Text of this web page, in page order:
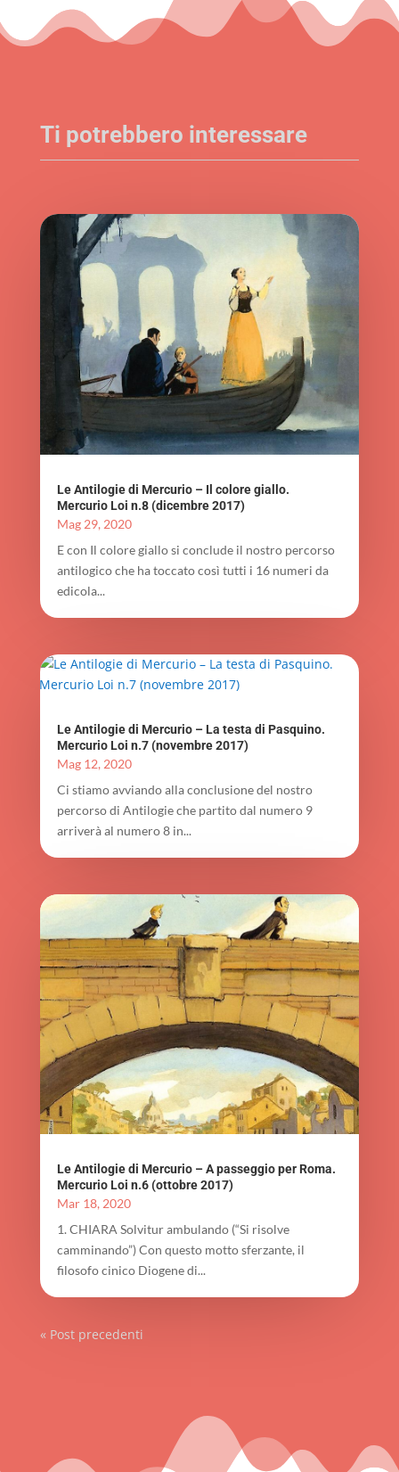
Ti potrebbero interessare
Le Antilogie di Mercurio – Il colore giallo.
Mercurio Loi n.8 (dicembre 2017)
Mag 29, 2020
E con Il colore giallo si conclude il nostro percorso
antilogico che ha toccato così tutti i 16 numeri da
edicola...
Le Antilogie di Mercurio – La testa di Pasquino.
Mercurio Loi n.7 (novembre 2017)
Mag 12, 2020
Ci stiamo avviando alla conclusione del nostro
percorso di Antilogie che partito dal numero 9
arriverà al numero 8 in...
Le Antilogie di Mercurio – A passeggio per Roma.
Mercurio Loi n.6 (ottobre 2017)
Mar 18, 2020
1. CHIARA Solvitur ambulando (“Si risolve
camminando”) Con questo motto sferzante, il
filosofo cinico Diogene di...
« Post precedenti